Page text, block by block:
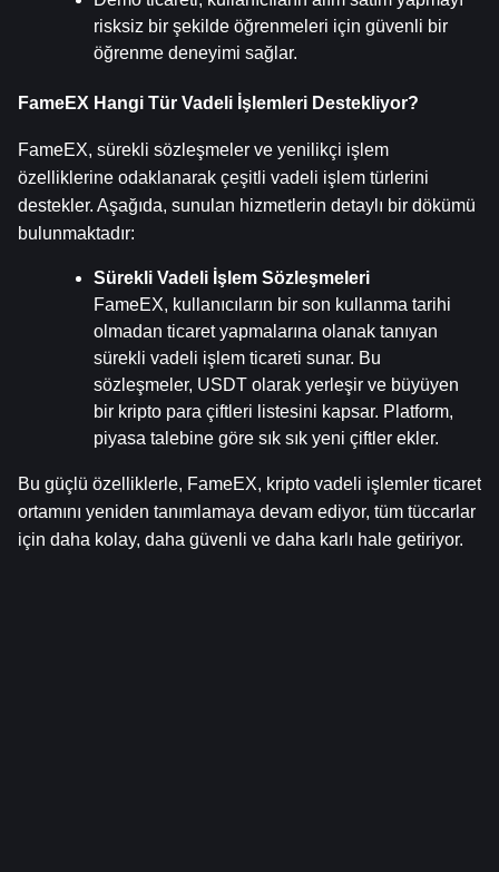
risksiz bir şekilde öğrenmeleri için güvenli bir
öğrenme deneyimi sağlar.
FameEX Hangi Tür Vadeli İşlemleri Destekliyor?
FameEX, sürekli sözleşmeler ve yenilikçi işlem
özelliklerine odaklanarak çeşitli vadeli işlem türlerini
destekler. Aşağıda, sunulan hizmetlerin detaylı bir dökümü
bulunmaktadır:
Sürekli Vadeli İşlem Sözleşmeleri
FameEX, kullanıcıların bir son kullanma tarihi
olmadan ticaret yapmalarına olanak tanıyan
sürekli vadeli işlem ticareti sunar. Bu
sözleşmeler, USDT olarak yerleşir ve büyüyen
bir kripto para çiftleri listesini kapsar. Platform,
piyasa talebine göre sık sık yeni çiftler ekler.
Bu güçlü özelliklerle, FameEX, kripto vadeli işlemler ticaret
ortamını yeniden tanımlamaya devam ediyor, tüm tüccarlar
için daha kolay, daha güvenli ve daha karlı hale getiriyor.